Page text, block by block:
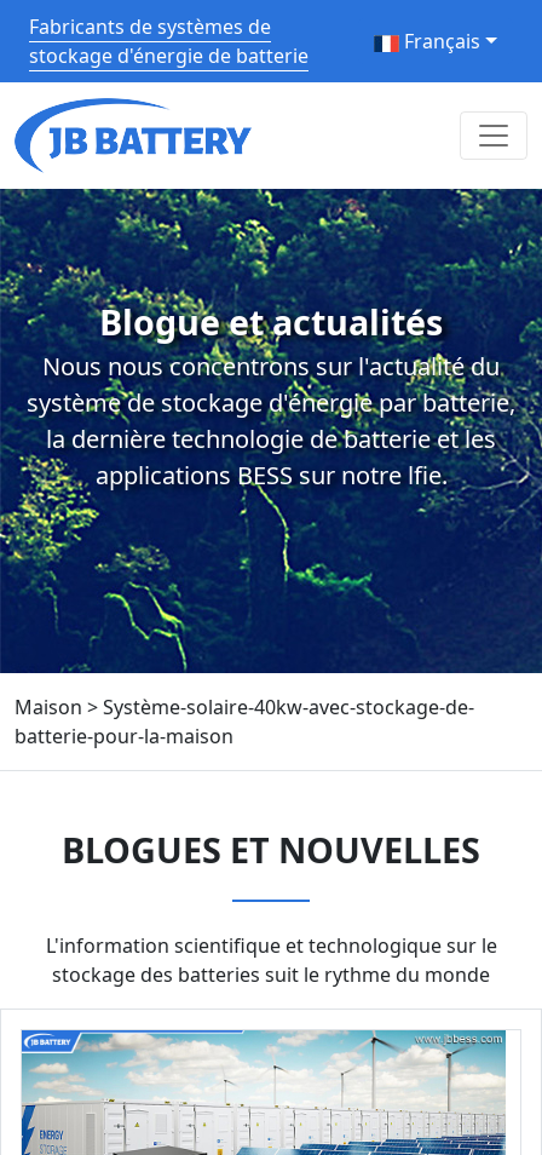
Fabricants de systèmes de
stockage d'énergie de batterie
Français
Blogue et actualités
Nous nous concentrons sur l'actualité du
système de stockage d'énergie par batterie,
la dernière technologie de batterie et les
applications BESS sur notre lfie.
Maison >Système-solaire-40kw-avec-stockage-de-
batterie-pour-la-maison
BLOGUES ET NOUVELLES
L'information scientifique et technologique sur le
stockage des batteries suit le rythme du monde